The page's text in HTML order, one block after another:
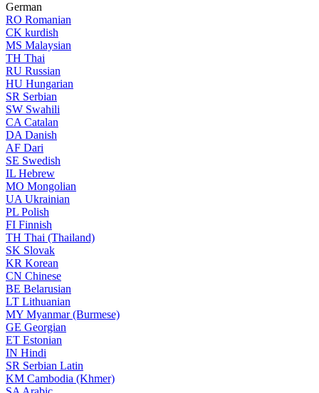
German
RO Romanian
CK kurdish
MS Malaysian
TH Thai
RU Russian
HU Hungarian
SR Serbian
SW Swahili
CA Catalan
DA Danish
AF Dari
SE Swedish
IL Hebrew
MO Mongolian
UA Ukrainian
PL Polish
FI Finnish
TH Thai (Thailand)
SK Slovak
KR Korean
CN Chinese
BE Belarusian
LT Lithuanian
MY Myanmar (Burmese)
GE Georgian
ET Estonian
IN Hindi
SR Serbian Latin
KM Cambodia (Khmer)